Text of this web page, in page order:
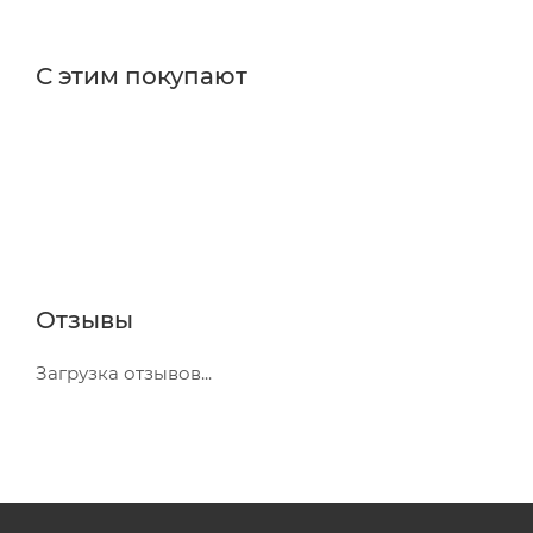
С этим покупают
Отзывы
Загрузка отзывов...